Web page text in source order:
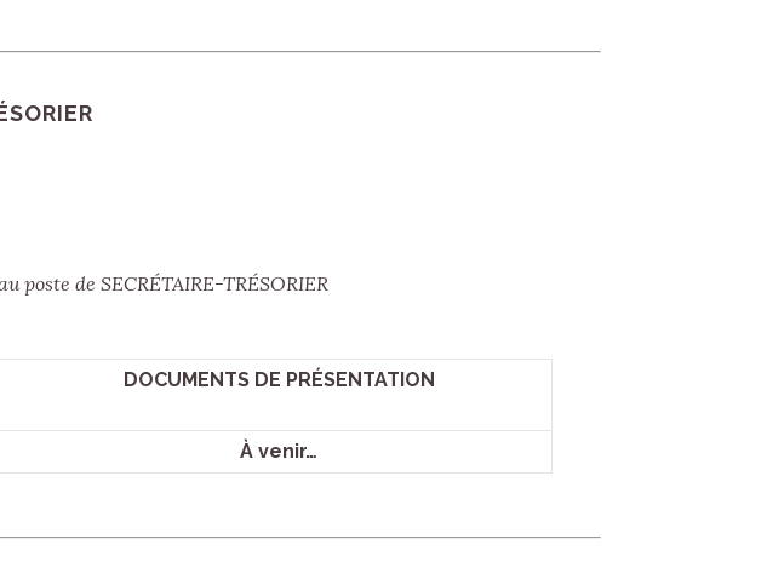
de SECRÉTAIRE-TRÉSORIER
DOCUMENTS DE PRÉSENTATION
À venir…